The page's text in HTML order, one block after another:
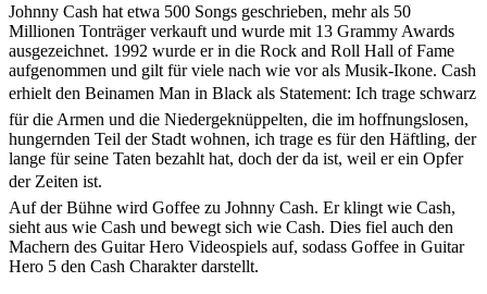
Johnny Cash hat etwa 500 Songs geschrieben, mehr als 50
Millionen Tonträger verkauft und wurde mit 13 Grammy Awards
ausgezeichnet. 1992 wurde er in die Rock and Roll Hall of Fame
aufgenommen und gilt für viele nach wie vor als Musik-Ikone. Cash
erhielt den Beinamen Man in Black als Statement: Ich trage schwarz
für die Armen und die Niedergeknüppelten, die im hoffnungslosen,
hungernden Teil der Stadt wohnen, ich trage es für den Häftling, der
lange für seine Taten bezahlt hat, doch der da ist, weil er ein Opfer
der Zeiten ist.
Auf der Bühne wird Goffee zu Johnny Cash. Er klingt wie Cash,
sieht aus wie Cash und bewegt sich wie Cash. Dies fiel auch den
Machern des Guitar Hero Videospiels auf, sodass Goffee in Guitar
Hero 5 den Cash Charakter darstellt.